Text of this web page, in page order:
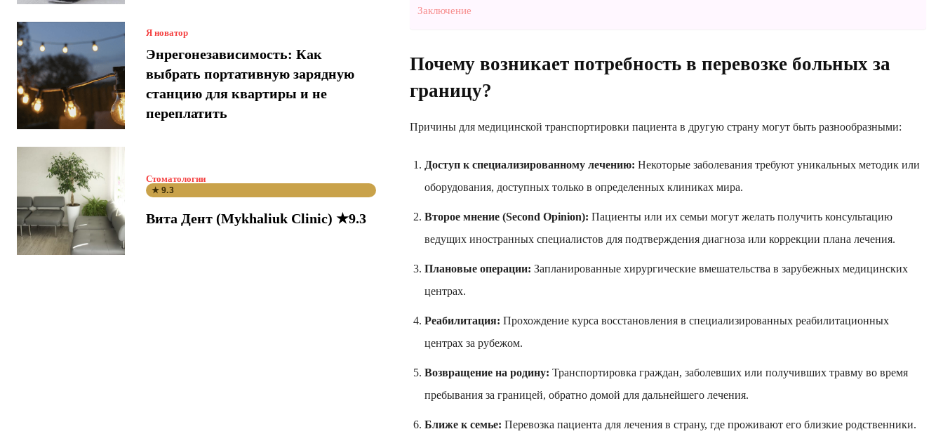
Я новатор
Энрегонезависимость: Как
выбрать портативную зарядную
станцию для квартиры и не
переплатить
Стоматологии
★ 9.3
Вита Дент (Mykhaliuk Clinic) ★9.3
Заключение
Почему возникает потребность в перевозке больных за
границу?
Причины для медицинской транспортировки пациента в другую страну могут быть разнообразными:
Доступ к специализированному лечению: Некоторые заболевания требуют уникальных методик или
оборудования, доступных только в определенных клиниках мира.
Второе мнение (Second Opinion): Пациенты или их семьи могут желать получить консультацию
ведущих иностранных специалистов для подтверждения диагноза или коррекции плана лечения.
Плановые операции: Запланированные хирургические вмешательства в зарубежных медицинских
центрах.
Реабилитация: Прохождение курса восстановления в специализированных реабилитационных
центрах за рубежом.
Возвращение на родину: Транспортировка граждан, заболевших или получивших травму во время
пребывания за границей, обратно домой для дальнейшего лечения.
Ближе к семье: Перевозка пациента для лечения в страну, где проживают его близкие родственники.